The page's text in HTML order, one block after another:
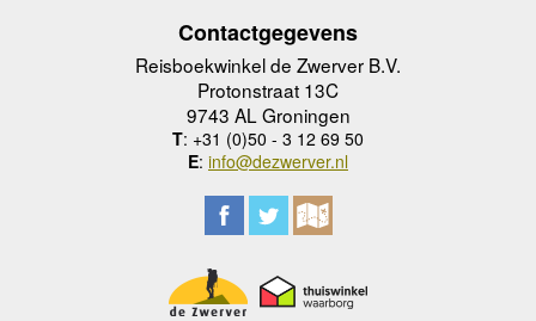
Contactgegevens
Reisboekwinkel de Zwerver B.V.
Protonstraat 13C
9743 AL Groningen
T: +31 (0)50 - 3 12 69 50
E: info@dezwerver.nl